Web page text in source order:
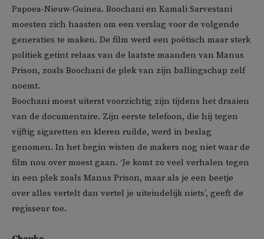
Papoea-Nieuw-Guinea. Boochani en Kamali Sarvestani
moesten zich haasten om een verslag voor de volgende
generaties te maken. De film werd een poëtisch maar sterk
politiek getint relaas van de laatste maanden van Manus
Prison, zoals Boochani de plek van zijn ballingschap zelf
noemt.
Boochani moest uiterst voorzichtig zijn tijdens het draaien
van de documentaire. Zijn eerste telefoon, die hij tegen
vijftig sigaretten en kleren ruilde, werd in beslag
genomen. In het begin wisten de makers nog niet waar de
film nou over moest gaan. ‘Je komt zo veel verhalen tegen
in een plek zoals Manus Prison, maar als je een beetje
over alles vertelt dan vertel je uiteindelijk niets’, geeft de
regisseur toe.